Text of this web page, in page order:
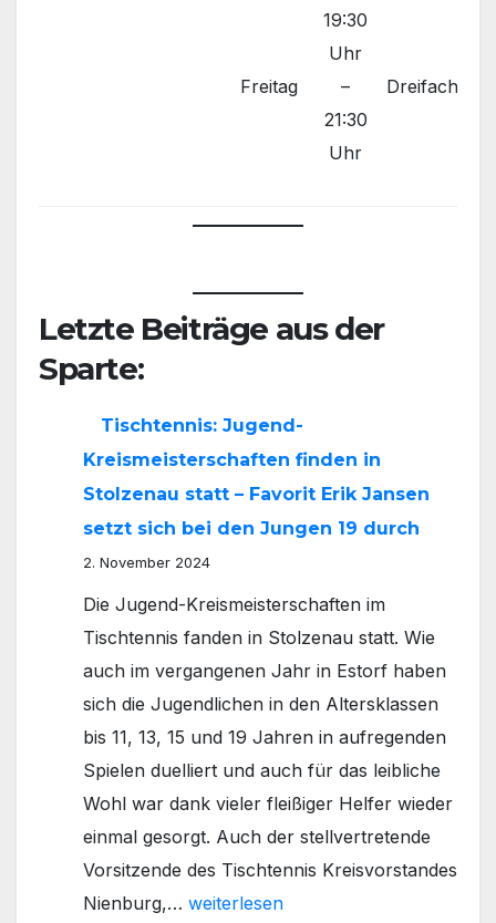
Freitag
19:30
Uhr
–
21:30
Uhr
Letzte Beiträge aus der
Sparte:
Tischtennis: Jugend-
Kreismeisterschaften finden in
Stolzenau statt – Favorit Erik Jansen
setzt sich bei den Jungen 19 durch
2. November 2024
Die Jugend-Kreismeisterschaften im
Tischtennis fanden in Stolzenau statt. Wie
auch im vergangenen Jahr in Estorf haben
sich die Jugendlichen in den Altersklassen
bis 11, 13, 15 und 19 Jahren in aufregenden
Spielen duelliert und auch für das leibliche
Wohl war dank vieler fleißiger Helfer wieder
einmal gesorgt. Auch der stellvertretende
Vorsitzende des Tischtennis Kreisvorstandes
Nienburg,… Tischtennis:
weiterlesen